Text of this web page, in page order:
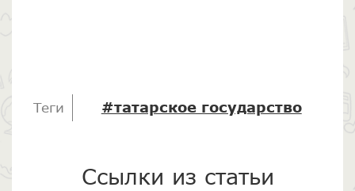
Теги #татарское государство
Ссылки из статьи